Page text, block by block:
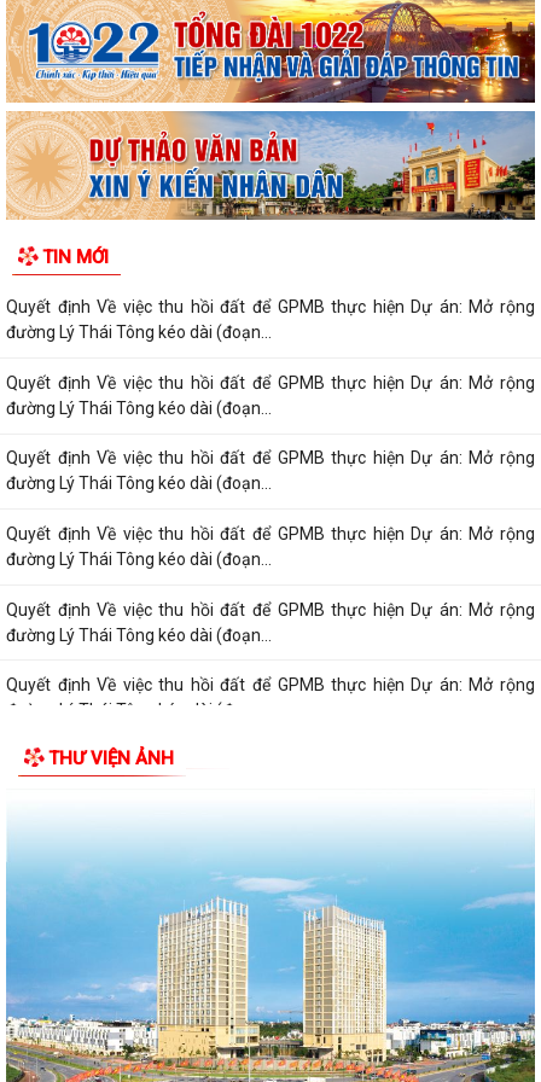
TIN MỚI
Quyết định Về việc thu hồi đất để GPMB thực hiện Dự án: Mở rộng
đường Lý Thái Tông kéo dài (đoạn...
Quyết định Về việc thu hồi đất để GPMB thực hiện Dự án: Mở rộng
đường Lý Thái Tông kéo dài (đoạn...
Quyết định Về việc thu hồi đất để GPMB thực hiện Dự án: Mở rộng
đường Lý Thái Tông kéo dài (đoạn...
đường Lý Thái Tông kéo dài (đoạn...
Quyết định Về việc thu hồi đất để GPMB thực hiện Dự án: Mở rộng
đường Lý Thái Tông kéo dài (đoạn...
Quyết định Về việc thu hồi đất để GPMB thực hiện Dự án: Mở rộng
đường Lý Thái Tông kéo dài (đoạn...
Quyết định Về việc thu hồi đất để GPMB thực hiện Dự án: Mở rộng
đường Lý Thái Tông kéo dài (đoạn...
Quyết định Về việc thu hồi đất để GPMB thực hiện Dự án: Mở rộng
đường Lý Thái Tông kéo dài (đoạn...
Quyết định Về việc thu hồi đất để GPMB thực hiện Dự án: Mở rộng
đường Lý Thái Tông kéo dài (đoạn...
Quyết định Về việc thu hồi đất để GPMB thực hiện Dự án: Mở rộng
đường Lý Thái Tông kéo dài (đoạn...
Quyết định Về việc thu hồi đất để GPMB thực hiện Dự án: Mở rộng
đường Lý Thái Tông kéo dài (đoạn...
Quyết định Về việc thu hồi đất để GPMB thực hiện Dự án: Mở rộng
đường Lý Thái Tông kéo dài (đoạn từ...
Quyết định Về việc thu hồi đất để GPMB thực hiện Dự án: Mở rộng
đường Lý Thái Tông kéo dài (đoạn từ...
Quyết định Về việc thu hồi đất để GPMB thực hiện Dự án: Mở rộng
THƯ VIỆN ẢNH